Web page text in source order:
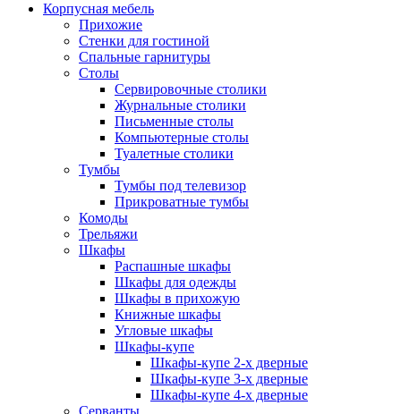
Корпусная мебель
Прихожие
Стенки для гостиной
Спальные гарнитуры
Столы
Сервировочные столики
Журнальные столики
Письменные столы
Компьютерные столы
Туалетные столики
Тумбы
Тумбы под телевизор
Прикроватные тумбы
Комоды
Трельяжи
Шкафы
Распашные шкафы
Шкафы для одежды
Шкафы в прихожую
Книжные шкафы
Угловые шкафы
Шкафы-купе
Шкафы-купе 2-x дверные
Шкафы-купе 3-х дверные
Шкафы-купе 4-х дверные
Серванты